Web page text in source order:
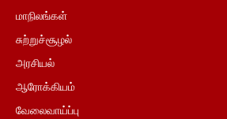
மாநிலங்கள்
சுற்றுச்சூழல்
அரசியல்
ஆரோக்கியம்
வேலைவாய்ப்பு